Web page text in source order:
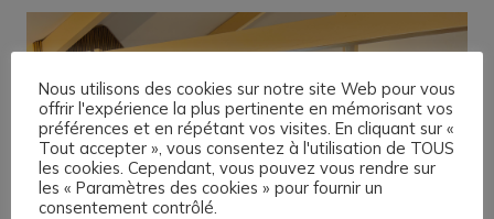
Nous utilisons des cookies sur notre site Web pour vous
offrir l'expérience la plus pertinente en mémorisant vos
préférences et en répétant vos visites. En cliquant sur «
Tout accepter », vous consentez à l'utilisation de TOUS
les cookies. Cependant, vous pouvez vous rendre sur
les « Paramètres des cookies » pour fournir un
consentement contrôlé.